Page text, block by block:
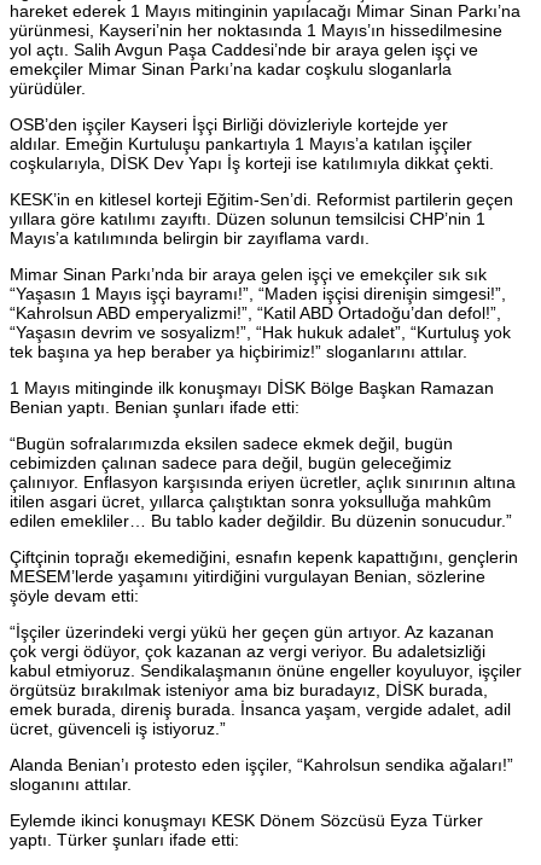
hareket ederek 1 Mayıs mitinginin yapılacağı Mimar Sinan Parkı’na
yürünmesi, Kayseri’nin her noktasında 1 Mayıs’ın hissedilmesine
yol açtı. Salih Avgun Paşa Caddesi’nde bir araya gelen işçi ve
emekçiler Mimar Sinan Parkı’na kadar coşkulu sloganlarla
yürüdüler.
OSB’den işçiler Kayseri İşçi Birliği dövizleriyle kortejde yer
aldılar. Emeğin Kurtuluşu pankartıyla 1 Mayıs’a katılan işçiler
coşkularıyla, DİSK Dev Yapı İş korteji ise katılımıyla dikkat çekti.
KESK’in en kitlesel korteji Eğitim-Sen’di. Reformist partilerin geçen
yıllara göre katılımı zayıftı. Düzen solunun temsilcisi CHP’nin 1
Mayıs’a katılımında belirgin bir zayıflama vardı.
Mimar Sinan Parkı’nda bir araya gelen işçi ve emekçiler sık sık
“Yaşasın 1 Mayıs işçi bayramı!”, “Maden işçisi direnişin simgesi!”,
“Kahrolsun ABD emperyalizmi!”, “Katil ABD Ortadoğu’dan defol!”,
“Yaşasın devrim ve sosyalizm!”, “Hak hukuk adalet”, “Kurtuluş yok
tek başına ya hep beraber ya hiçbirimiz!” sloganlarını attılar.
1 Mayıs mitinginde ilk konuşmayı DİSK Bölge Başkan Ramazan
Benian yaptı. Benian şunları ifade etti:
“Bugün sofralarımızda eksilen sadece ekmek değil, bugün
cebimizden çalınan sadece para değil, bugün geleceğimiz
çalınıyor. Enflasyon karşısında eriyen ücretler, açlık sınırının altına
itilen asgari ücret, yıllarca çalıştıktan sonra yoksulluğa mahkûm
edilen emekliler… Bu tablo kader değildir. Bu düzenin sonucudur.”
Çiftçinin toprağı ekemediğini, esnafın kepenk kapattığını, gençlerin
MESEM’lerde yaşamını yitirdiğini vurgulayan Benian, sözlerine
şöyle devam etti:
“İşçiler üzerindeki vergi yükü her geçen gün artıyor. Az kazanan
çok vergi ödüyor, çok kazanan az vergi veriyor. Bu adaletsizliği
kabul etmiyoruz. Sendikalaşmanın önüne engeller koyuluyor, işçiler
örgütsüz bırakılmak isteniyor ama biz buradayız, DİSK burada,
emek burada, direniş burada. İnsanca yaşam, vergide adalet, adil
ücret, güvenceli iş istiyoruz.”
Alanda Benian’ı protesto eden işçiler, “Kahrolsun sendika ağaları!”
sloganını attılar.
Eylemde ikinci konuşmayı KESK Dönem Sözcüsü Eyza Türker
yaptı. Türker şunları ifade etti: